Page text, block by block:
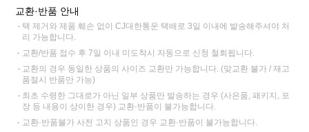
교환·반품 안내
택 제거와 제품 훼손 없이 CJ대한통운 택배로 3일 이내에 발송해주셔야 처
리 가능합니다.
교환/반품 접수 후 7일 이내 미도착시 자동으로 신청 철회됩니다.
교환의 경우 동일한 상품의 사이즈 교환만 가능합니다. (맞교환 불가 / 재고
품절시 반품만 가능)
최초 수령한 그대로가 아닌 일부 상품만 발송하는 경우 (사은품, 패키지, 포
장 등 내용이 상이한 경우) 교환·반품이 불가능합니다.
교환·반품불가 사전 고지 상품인 경우 교환·반품이 불가능합니다.